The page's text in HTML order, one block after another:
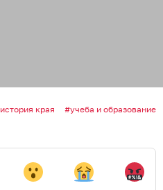
история края учеба и образование